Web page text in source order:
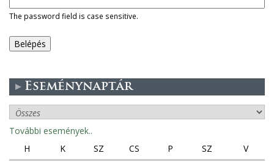
l
e
e
s
The password field is case sensitive.
Eseménynaptár
További események..
H
K SZ CS P SZ
V